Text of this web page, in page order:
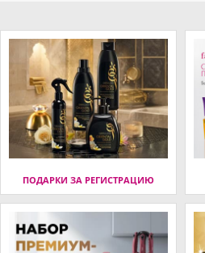
ПОДАРКИ ЗА РЕГИСТРАЦИЮ